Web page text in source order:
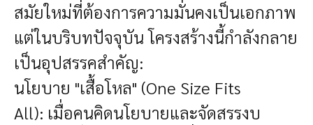
สมัยใหม่ที่ต้องการความมั่นคงเป็นเอกภาพ
แต่ในบริบทปัจจุบัน โครงสร้างนี้กำลังกลาย
เป็นอุปสรรคสำคัญ:
นโยบาย "เสื้อโหล" (One Size Fits
All): เมื่อคนคิดนโยบายและจัดสรรงบ